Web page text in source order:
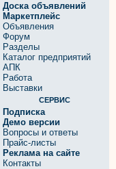
Доска объявлений
Маркетплейс
Объявления
Форум
Разделы
Каталог предприятий
АПК
Работа
Выставки
СЕРВИС
Подписка
Демо версии
Вопросы и ответы
Прайс-листы
Реклама на сайте
Контакты